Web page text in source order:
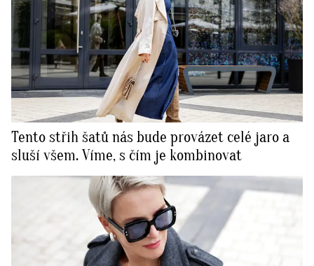
Tento střih šatů nás bude provázet celé jaro a
sluší všem. Víme, s čím je kombinovat